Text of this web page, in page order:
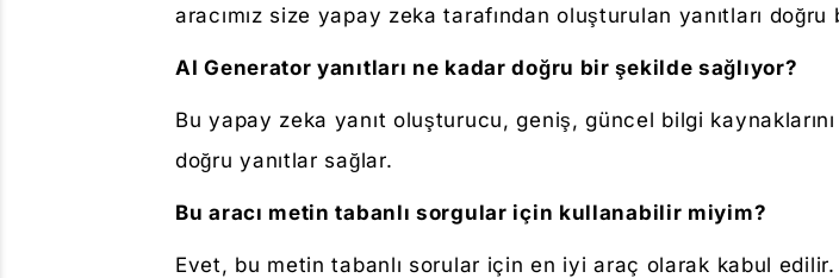
aracımız size yapay zeka tarafından oluşturulan yanıtları
AI Generator yanıtları ne kadar doğru bir şekilde sağlıyor?
Bu yapay zeka yanıt oluşturucu, geniş, güncel bilgi
doğru yanıtlar sağlar.
Bu aracı metin tabanlı sorgular için kullanabilir miyim?
Evet, bu metin tabanlı sorular için en iyi araç olarak kabul